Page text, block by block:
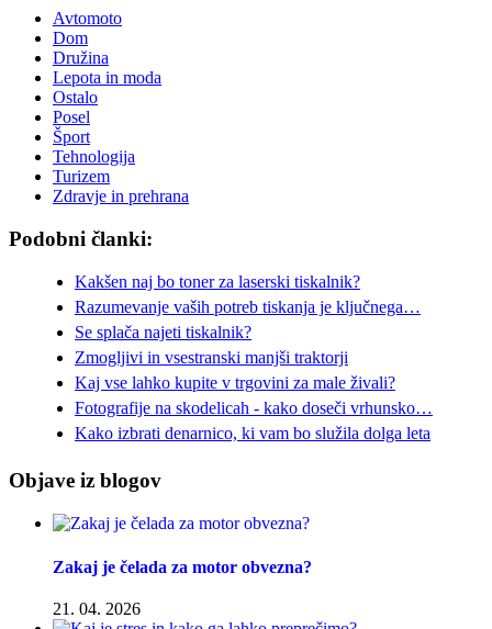
Avtomoto
Dom
Družina
Lepota in moda
Ostalo
Posel
Šport
Tehnologija
Turizem
Zdravje in prehrana
Podobni članki:
Kakšen naj bo toner za laserski tiskalnik?
Razumevanje vaših potreb tiskanja je ključnega…
Se splača najeti tiskalnik?
Zmogljivi in vsestranski manjši traktorji
Kaj vse lahko kupite v trgovini za male živali?
Fotografije na skodelicah - kako doseči vrhunsko…
Kako izbrati denarnico, ki vam bo služila dolga leta
Objave iz blogov
Zakaj je čelada za motor obvezna?
21. 04. 2026